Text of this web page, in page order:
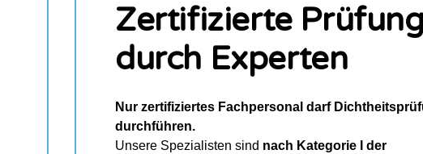
Zertifizierte Prüfung
durch Experten
Nur zertifiziertes Fachpersonal darf
durchführen.
Unsere Spezialisten sind nach Kategorie I der